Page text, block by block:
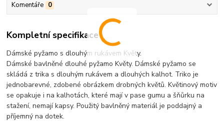
Komentáře 0
Kompletní specifikace
Dámské pyžamo s dlouhým rukávem Květy.
Dámské bavlněné dlouhé pyžamo Květy. Dámské pyžamo se
skládá z trika s dlouhým rukávem a dlouhých kalhot. Triko je
jednobarevné, zdobené obrázkem drobných květů. Květinový motiv
se opakuje i na kalhotách, které mají v pase gumu a šňůrku na
stažení, nemají kapsy. Použitý bavlněný materiál je poddajný a
příjemný na dotek.